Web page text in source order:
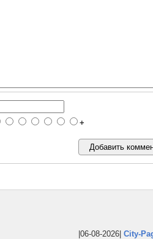
+
|06-08-2026| City-